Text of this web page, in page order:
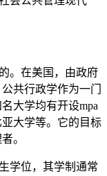
。在美国，由政府
共行政学作为一门
大学均有开设mpa
大学等。它的目标
。
学位，其学制通常